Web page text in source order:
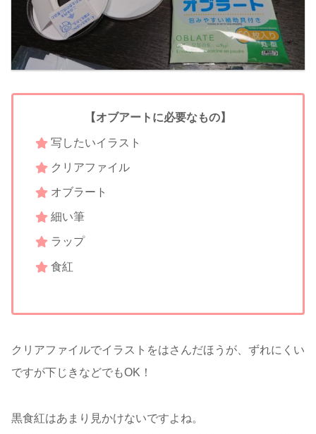
【オブアートに必要なもの】
写したいイラスト
クリアファイル
オブラート
細い筆
ラップ
食紅
クリアファイルでイラストをはさんだほうが、ずれにくい
ですが下じきなどでもOK！
黒食紅はあまり見かけないですよね。